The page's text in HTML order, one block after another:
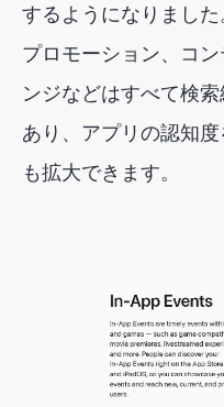
するようになりまし
プロモーション、コ
ンジなどはすべて検
あり、アプリの認知
も拡大できます。